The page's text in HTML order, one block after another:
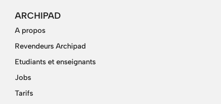
ARCHIPAD
A propos
Revendeurs Archipad
Etudiants et enseignants
Jobs
Tarifs